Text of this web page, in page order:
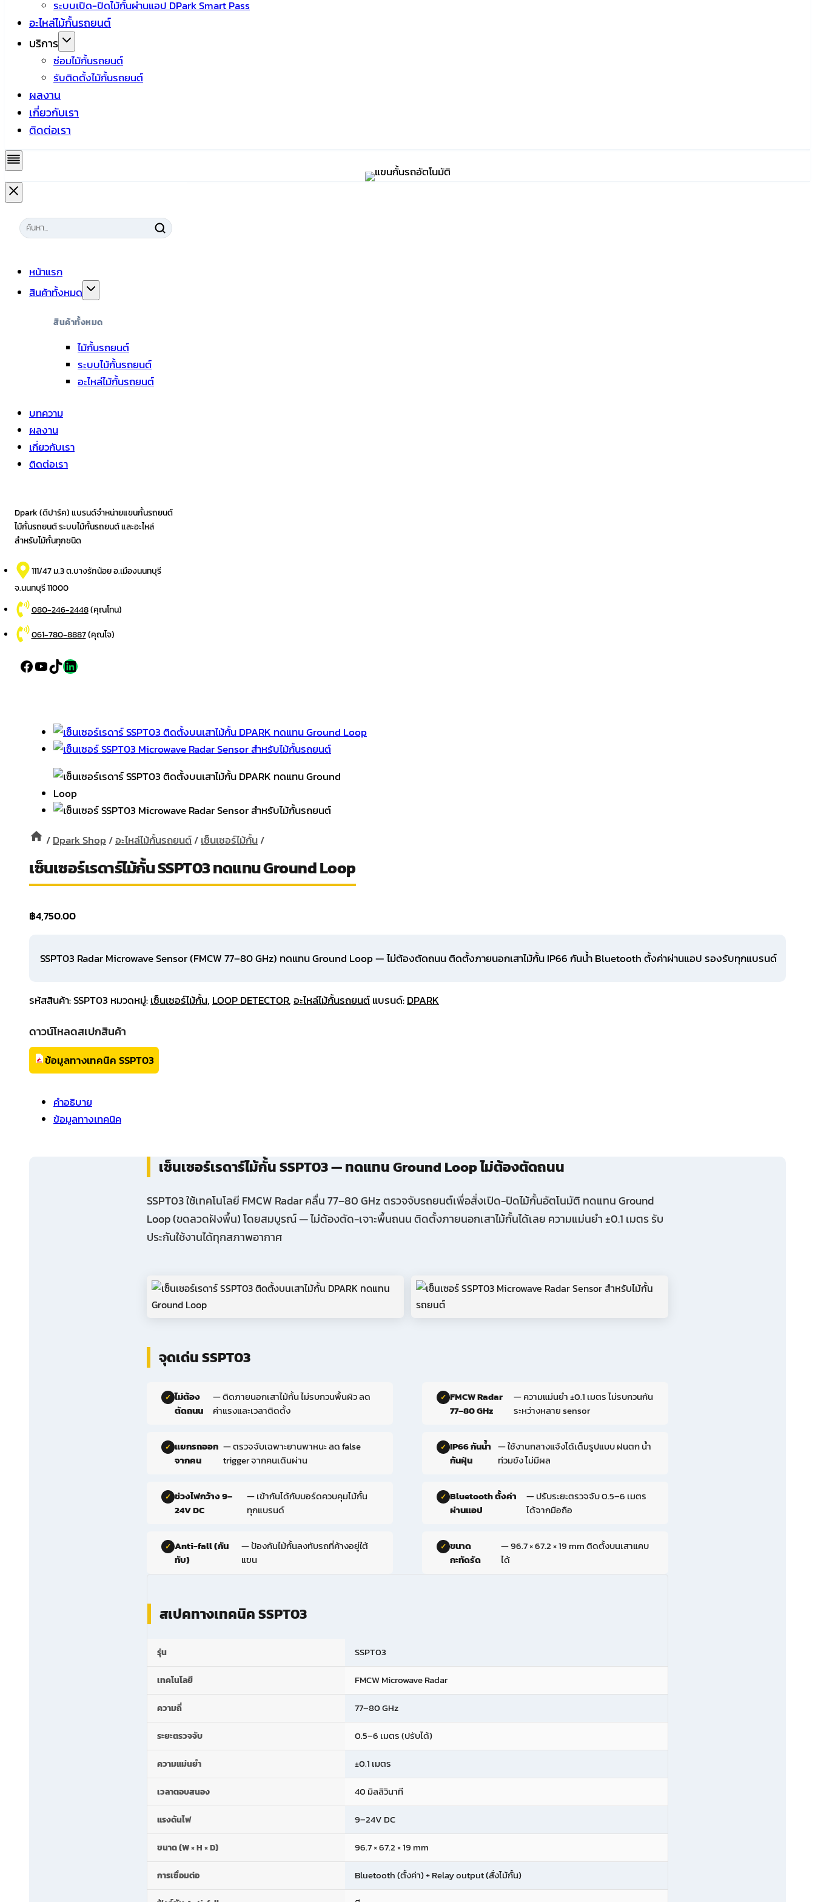
ระบบเปิด-ปิดไม้กั้นผ่านแอป DPark Smart Pass
อะไหล่ไม้กั้นรถยนต์
บริการ
ซ่อมไม้กั้นรถยนต์
รับติดตั้งไม้กั้นรถยนต์
ผลงาน
เกี่ยวกับเรา
ติดต่อเรา
หน้าแรก
สินค้าทั้งหมด
สินค้าทั้งหมด
ไม้กั้นรถยนต์
ระบบไม้กั้นรถยนต์
อะไหล่ไม้กั้นรถยนต์
บทความ
ผลงาน
เกี่ยวกับเรา
ติดต่อเรา
Dpark (ดีปาร์ค) แบรนด์จำหน่ายแขนกั้นรถยนต์
ไม้กั้นรถยนต์ ระบบไม้กั้นรถยนต์ และอะไหล่
สำหรับไม้กั้นทุกชนิด
111/47 ม.3 ต.บางรักน้อย อ.เมืองนนทบุรี
จ.นนทบุรี 11000
080-246-2448(คุณโทน)
061-780-8887(คุณโจ)
Facebook
YouTube
TikTok
LinkedIn
/Dpark Shop /อะไหล่ไม้กั้นรถยนต์/เซ็นเซอร์ไม้กั้น/
เซ็นเซอร์เรดาร์ไม้กั้น SSPT03 ทดแทน Ground Loop
฿4,750.00
SSPT03 Radar Microwave Sensor (FMCW 77–80 GHz) ทดแทน Ground Loop — ไม่ต้องตัดถนน ติดตั้งภายนอกเสาไม้กั้น IP66 กันน้ำ Bluetooth ตั้งค่าผ่านแอป รองรับทุกแบรนด์
รหัสสินค้า:SSPT03 หมวดหมู่:เซ็นเซอร์ไม้กั้น, LOOP DETECTOR,อะไหล่ไม้กั้นรถยนต์แบรนด์:DPARK
ดาวน์โหลดสเปกสินค้า
ข้อมูลทางเทคนิค SSPT03
คำอธิบาย
ข้อมูลทางเทคนิค
เซ็นเซอร์เรดาร์ไม้กั้น SSPT03 — ทดแทน Ground Loop ไม่ต้องตัดถนน
SSPT03 ใช้เทคโนโลยี FMCW Radar คลื่น 77–80 GHz ตรวจจับรถยนต์เพื่อสั่งเปิด-ปิดไม้กั้นอัตโนมัติ ทดแทน Ground
Loop (ขดลวดฝังพื้น) โดยสมบูรณ์ — ไม่ต้องตัด-เจาะพื้นถนน ติดตั้งภายนอกเสาไม้กั้นได้เลย ความแม่นยำ ±0.1 เมตร รับ
ประกันใช้งานได้ทุกสภาพอากาศ
จุดเด่น SSPT03
ไม่ต้อง
ตัดถนน
— ติดภายนอกเสาไม้กั้น ไม่รบกวนพื้นผิว ลด
ค่าแรงและเวลาติดตั้ง
FMCW Radar
77–80 GHz
— ความแม่นยำ ±0.1 เมตร ไม่รบกวนกัน
ระหว่างหลาย sensor
แยกรถออก
จากคน
— ตรวจจับเฉพาะยานพาหนะ ลด false
trigger จากคนเดินผ่าน
IP66 กันน้ำ
กันฝุ่น
— ใช้งานกลางแจ้งได้เต็มรูปแบบ ฝนตก น้ำ
ท่วมขัง ไม่มีผล
ช่วงไฟกว้าง 9–
24V DC
— เข้ากันได้กับบอร์ดควบคุมไม้กั้น
ทุกแบรนด์
Bluetooth ตั้งค่า
ผ่านแอป
— ปรับระยะตรวจจับ 0.5–6 เมตร
ได้จากมือถือ
Anti-fall (กัน
ทับ)
— ป้องกันไม้กั้นลงทับรถที่ค้างอยู่ใต้
แขน
ขนาด
กะทัดรัด
— 96.7 × 67.2 × 19 mm ติดตั้งบนเสาแคบ
ได้
สเปคทางเทคนิค SSPT03
รุ่น SSPT03
เทคโนโลยี FMCW Microwave Radar
ความถี่ 77–80 GHz
ระยะตรวจจับ 0.5–6 เมตร (ปรับได้)
ความแม่นยำ ±0.1 เมตร
เวลาตอบสนอง 40 มิลลิวินาที
แรงดันไฟ 9–24V DC
ขนาด (W × H × D) 96.7 × 67.2 × 19 mm
การเชื่อมต่อ Bluetooth (ตั้งค่า) + Relay output (สั่งไม้กั้น)